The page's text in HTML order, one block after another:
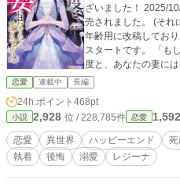
ざいました！ 2025/
売されました。 (それ
年齢用に改稿してお
スタートです。 「もしも人生をやり直せるのなら……もう二
度と、あなたの妻にはなりた
妻であるフローラと
相愛の二人であった
れた途端にエドガー
には見向きもしなく
たフローラは、ナタ
自分が毒を盛られて
ローラが目を覚ます
恋愛 連載中 長編
24h.ポイント 468pt
小説 2,928 位 / 228,785件 恋愛 1,592
恋愛 異世界 ハッピーエンド 死
執着
後悔 溺愛 レジーナ